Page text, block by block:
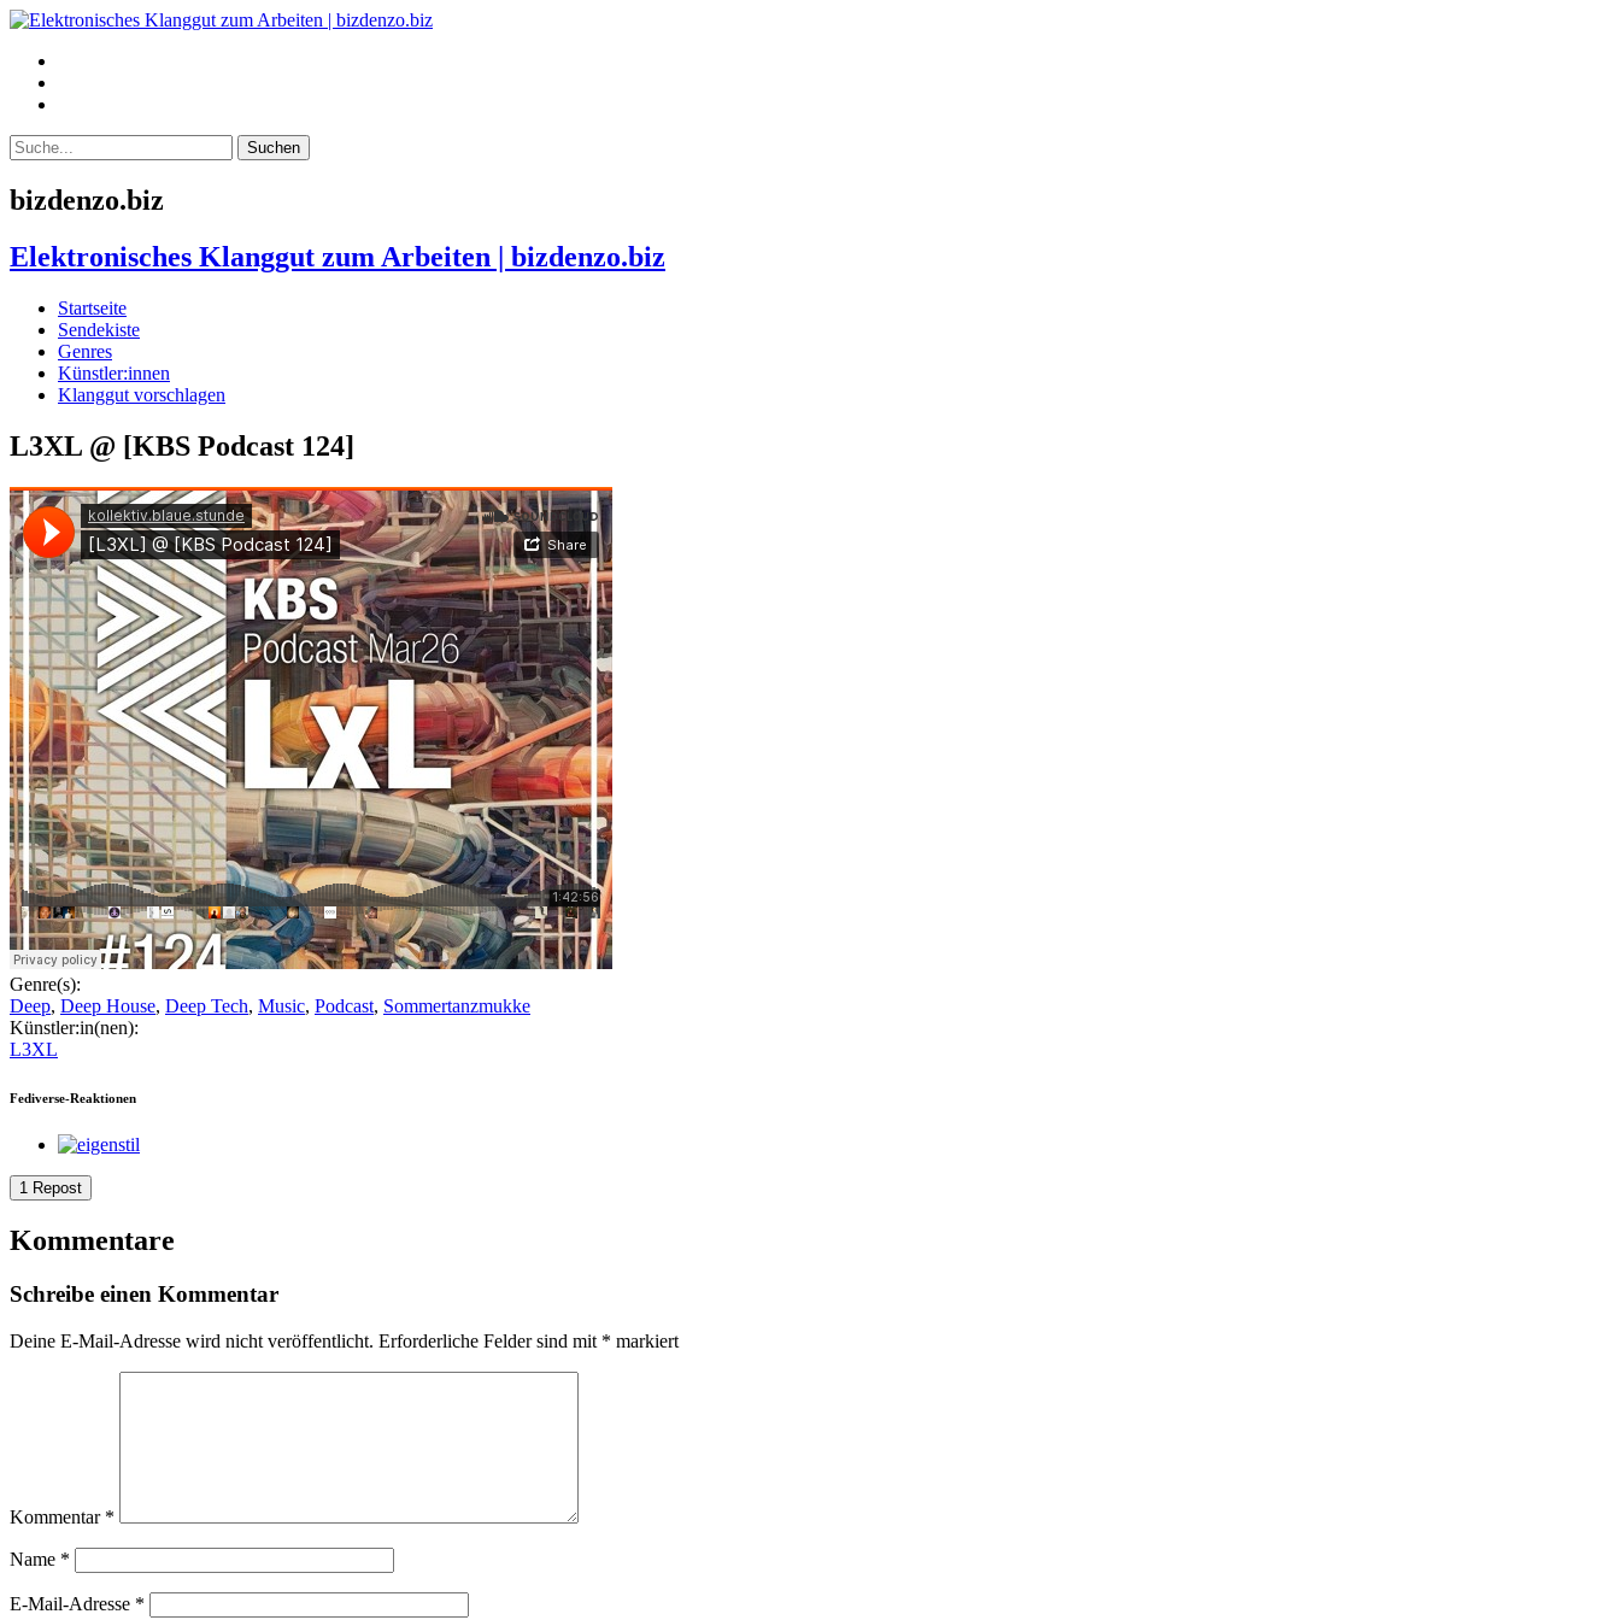
bizdenzo.biz
Elektronisches Klanggut zum Arbeiten | bizdenzo.biz
Startseite
Sendekiste
Genres
Künstler:innen
Klanggut vorschlagen
L3XL @ [KBS Podcast 124]
Genre(s):
Deep, Deep House, Deep Tech, Music, Podcast, Sommertanzmukke
Künstler:in(nen):
L3XL
Fediverse-Reaktionen
1 Repost
Kommentare
Schreibe einen Kommentar
Deine E-Mail-Adresse wird nicht veröffentlicht. Erforderliche Felder sind mit * markiert
Kommentar *
Name *
E-Mail-Adresse *